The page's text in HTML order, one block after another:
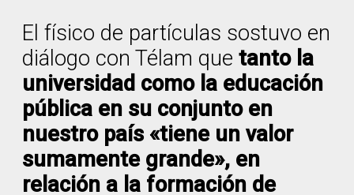
El físico de partículas sostuvo en
diálogo con Télam que tanto la
universidad como la educación
pública en su conjunto en
nuestro país «tiene un valor
sumamente grande», en
relación a la formación de